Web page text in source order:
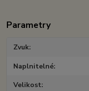
Parametry
Zvuk
Naplnitelné
Velikost